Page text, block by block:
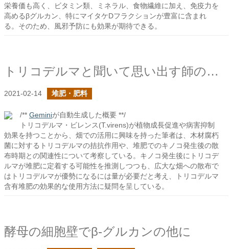
栄養価も高く、ビタミン類、ミネラル、食物繊維に加え、免疫力を
高めるβグルカン、特にマイタケDフラクションが豊富に含まれ
る。そのため、風邪予防にも効果が期待できる。
トリコデルマと聞いて思い出す師の言葉
2021-02-14 堆肥・肥料
/** Geminiが自動生成した概要 **/
トリコデルマ・ビレンス(T.virens)が植物成長促進や病害抑制
効果を持つことから、畑での活用に興味を持った筆者は、木材腐朽
菌に対するトリコデルマの拮抗作用や、堆肥でのキノコ発生後の散
布時期との関連性について考察している。キノコ発生後にトリコデ
ルマが堆肥に定着する可能性を推測しつつも、広大な畑への散布で
はトリコデルマが優勢になるには量が必要だと考え、トリコデルマ
含有堆肥の効果的な使用方法に疑問を呈している。
酵母の細胞壁でβ-グルカンの他に